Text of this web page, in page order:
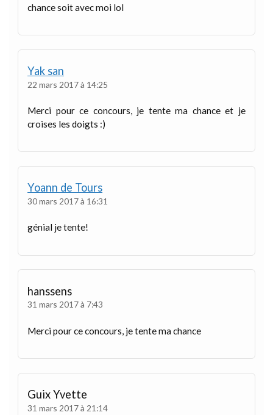
chance soit avec moi lol
Yak san
22 mars 2017 à 14:25
Merci pour ce concours, je tente ma chance et je
croises les doigts :)
Yoann de Tours
30 mars 2017 à 16:31
génial je tente!
hanssens
31 mars 2017 à 7:43
Merci pour ce concours, je tente ma chance
Guix Yvette
31 mars 2017 à 21:14